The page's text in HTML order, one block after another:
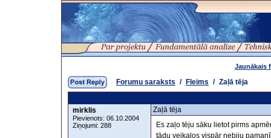
Jaunākais
Forumu saraksts / Fleims / Zaļā tēja
mirklis
Pievienots: 06.10.2004
Ziņojumi: 288
Zaļā tēja
Es zaļo tēju sāku lietot pirms
tādu veikalos vispār nebiju